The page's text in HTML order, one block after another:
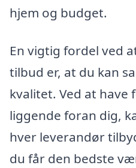
hjem og budget.
En vigtig fordel ved
tilbud er, at du kan
kvalitet. Ved at have
liggende foran dig,
hver leverandør
du får den bedste